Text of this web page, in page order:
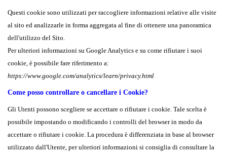
Questi cookie sono utilizzati per raccogliere informazioni relative alle visite
al sito ed analizzarle in forma aggregata al fine di ottenere una panoramica
dell'utilizzo del Sito.
Per ulteriori informazioni su Google Analytics e su come rifiutare i suoi
cookie, è possibile fare riferimento a:
https://www.google.com/analytics/learn/privacy.html
Come posso controllare o cancellare i Cookie?
Gli Utenti possono scegliere se accettare o rifiutare i cookie. Tale scelta è
possibile impostando o modificando i controlli del browser in modo da
accettare o rifiutare i cookie. La procedura è differenziata in base al browser
utilizzato dall'Utente, per ulteriori informazioni si consiglia di consultare la